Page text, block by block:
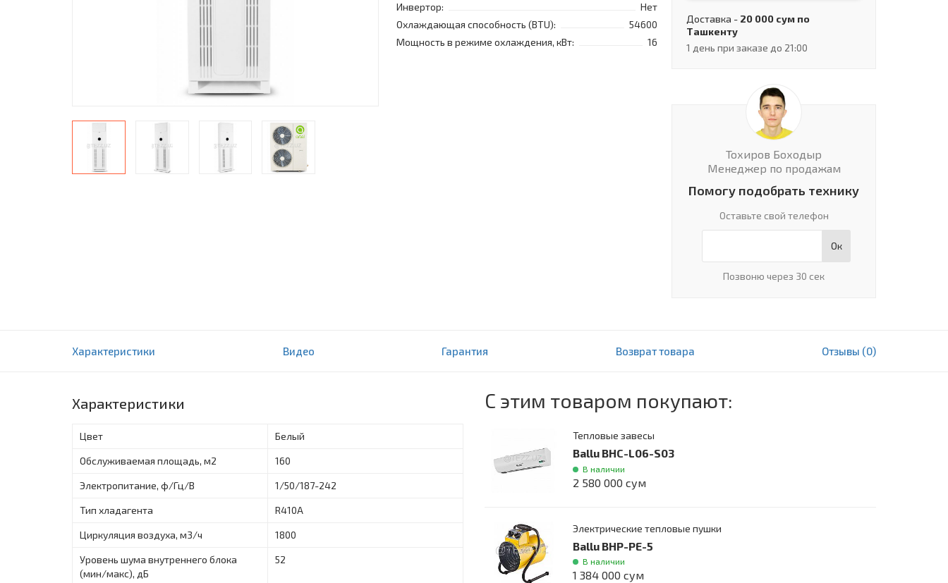
Инвертор:
Нет
Охлаждающая способность (BTU):
54600
Мощность в режиме охлаждения, кВт:
16
Доставка - 20 000 сум по
Ташкенту
1 день при заказе до 21:00
Тохиров Боходыр
Менеджер по продажам
Помогу подобрать технику
Оставьте свой телефон
Ок
Позвоню через 30 сек
24 805 000 сум В корзину
Характеристики Видео Гарантия Возврат товара Отзывы (0)
Характеристики
Цвет Белый
Обслуживаемая площадь, м2 160
Электропитание, ф/Гц/В 1/50/187-242
Тип хладагента R410A
Циркуляция воздуха, м3/ч 1800
Уровень шума внутреннего блока
(мин/макс), дБ
52
С этим товаром покупают:
Тепловые завесы
Ballu BHC-L06-S03
В наличии
2 580 000 сум
Электрические тепловые пушки
Ballu BHP-PE-5
В наличии
1 384 000 сум